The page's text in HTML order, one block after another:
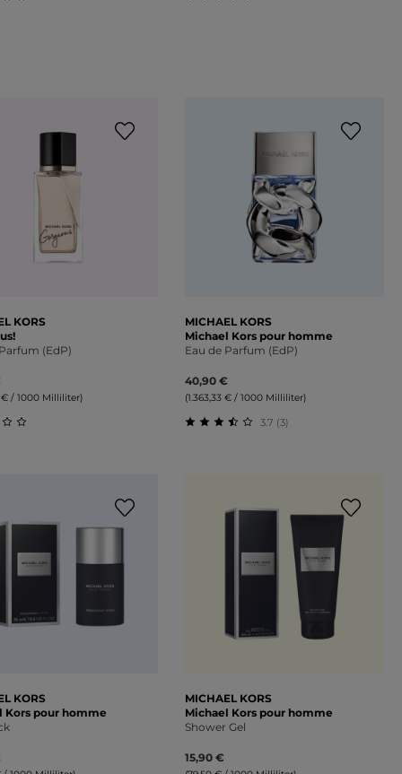
KORS
(EdP)
€ / 1000 Milliliter)
MICHAEL KORS
Michael Kors pour homme
Eau de Parfum (EdP)
40,90 €
(1.363,33 € / 1000 Milliliter)
3.7 (3)
KORS
Kors pour homme
MICHAEL KORS
Michael Kors pour homme
Shower Gel
15,90 €